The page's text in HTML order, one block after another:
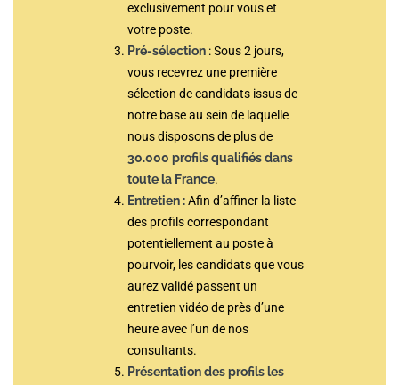
exclusivement pour vous et
votre poste.
Pré-sélection :Sous 2 jours,
vous recevrez une première
sélection de candidats issus de
notre base au sein de laquelle
nous disposons de plus de
30.000 profils qualifiés dans
toute la France.
Entretien :Afin d’affiner la liste
des profils correspondant
potentiellement au poste à
pourvoir, les candidats que vous
aurez validé passent un
entretien vidéo de près d’une
heure avec l’un de nos
consultants.
Présentation des profils les